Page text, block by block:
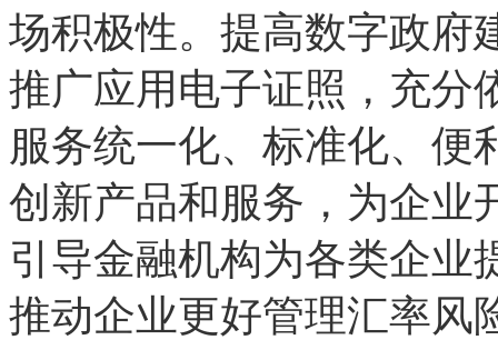
场积极性。提高数字政府
推广应用电子证照，充分
服务统一化、标准化、便
创新产品和服务，为企业
引导金融机构为各类企业
推动企业更好管理汇率风